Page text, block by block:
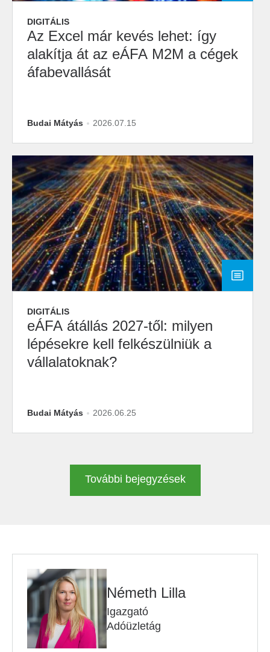
DIGITÁLIS
Az Excel már kevés lehet: így
alakítja át az eÁFA M2M a cégek
áfabevallását
Budai Mátyás 2026.07.15
DIGITÁLIS
eÁFA átállás 2027-től: milyen
lépésekre kell felkészülniük a
vállalatoknak?
Budai Mátyás 2026.06.25
További bejegyzések
Németh Lilla
Igazgató
Adóüzletág